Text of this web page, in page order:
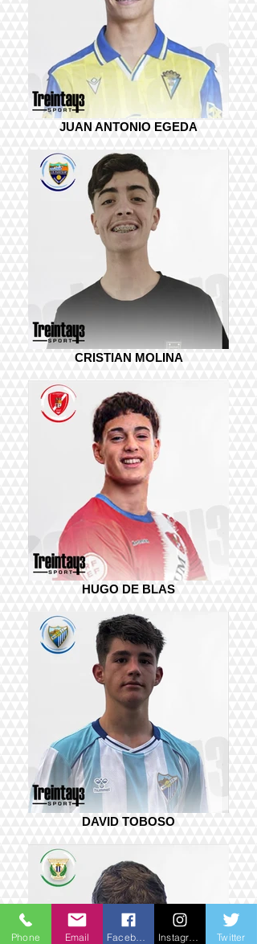
JUAN ANTONIO EGEDA
CRISTIAN MOLINA
HUGO DE BLAS
DAVID TOBOSO
Phone Email Twitter